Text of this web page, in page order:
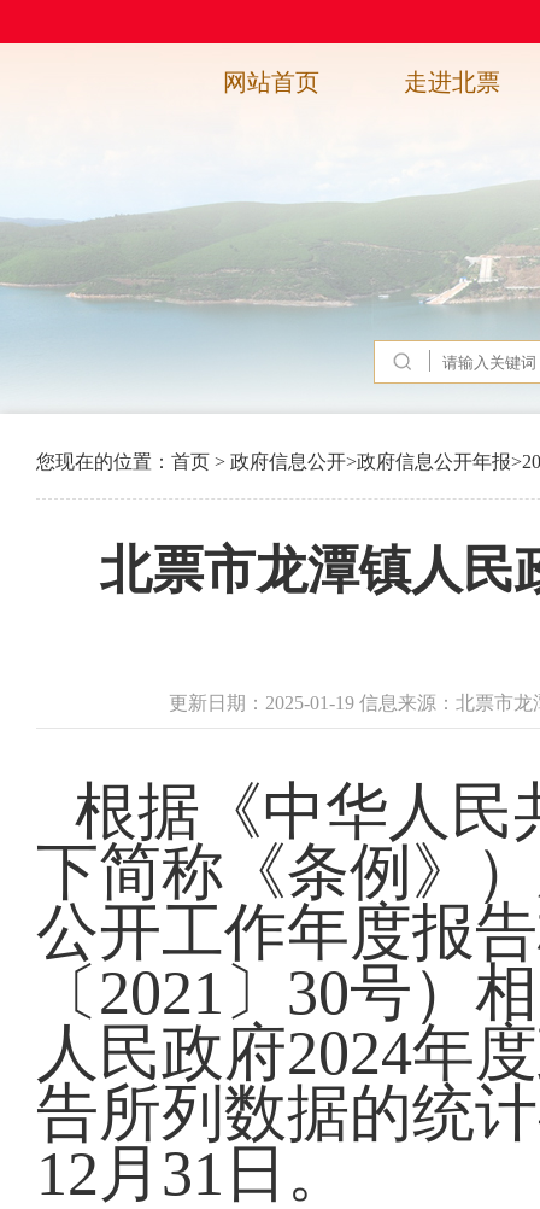
网站首页 走进北票
您现在的位置： 首页 > 政府信息公开>政府信息公开年报>
北票市龙潭镇人民
更新日期：2025-01-19 信息来源：北票市
根据《中华人民
下简称《条例》
公开工作年度报
〔2021〕30号）
人民政府2024年
告所列数据的统
12月31日。